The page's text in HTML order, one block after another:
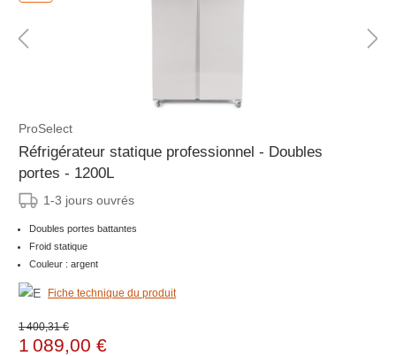
ProSelect
Réfrigérateur statique professionnel - Doubles
portes - 1200L
1-3 jours ouvrés
Doubles portes battantes
Froid statique
Couleur : argent
Fiche technique du produit
1 400,31 €
1 089,00 €